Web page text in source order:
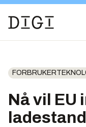
Nå vil EU